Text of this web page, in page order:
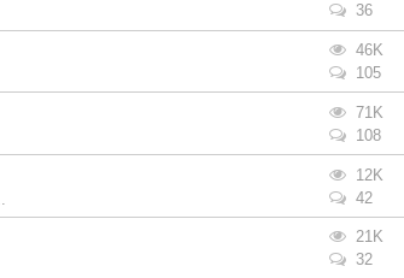
36
46K
105
71K
108
12K
42
21K
32